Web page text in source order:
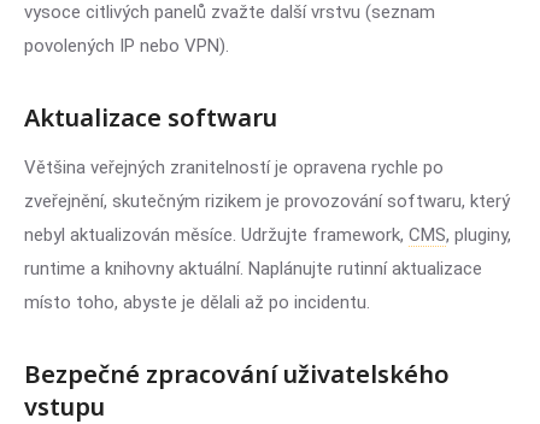
vysoce citlivých panelů zvažte další vrstvu (seznam
povolených IP nebo VPN).
Aktualizace softwaru
Většina veřejných zranitelností je opravena rychle po
zveřejnění, skutečným rizikem je provozování softwaru, který
nebyl aktualizován měsíce. Udržujte framework, CMS, pluginy,
runtime a knihovny aktuální. Naplánujte rutinní aktualizace
místo toho, abyste je dělali až po incidentu.
Bezpečné zpracování uživatelského
vstupu